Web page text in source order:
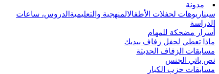
مدونة
سيناريوهات لحفلات الأطفالالمنهجية والتعليمية الدروس، ساعات
الدراسة
أسرار مضحكة للمهام
ماذا تعطي لحفل زفاف بيديك
مسابقات الزفاف الحديثة
نص باتي الجنس
مسابقات حزب الكبار